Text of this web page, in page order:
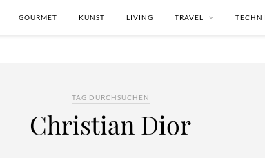
GOURMET KUNST LIVING TRAVEL
TAG DURCHSUCHEN
Christian Dior